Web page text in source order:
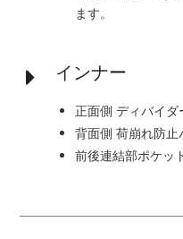
ます。
インナー
正面側 ディバイダ
背面側 荷崩れ防止
前後連結部ポケッ